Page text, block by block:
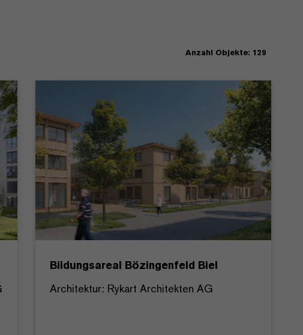
Anzahl Objekte: 129
Bildungsareal Bözingenfeld Biel
Architektur: Rykart Architekten AG